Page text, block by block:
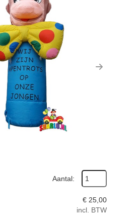
Next
Aantal:
€ 25,00
incl. BTW